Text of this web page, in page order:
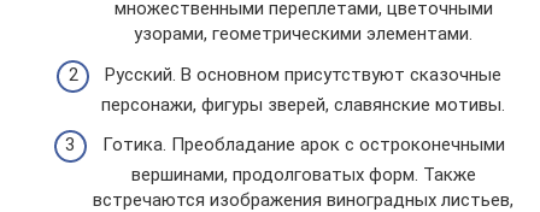
множественными переплетами, цветочными
узорами, геометрическими элементами.
Русский. В основном присутствуют сказочные
персонажи, фигуры зверей, славянские мотивы.
Готика. Преобладание арок с остроконечными
вершинами, продолговатых форм. Также
встречаются изображения виноградных листьев,